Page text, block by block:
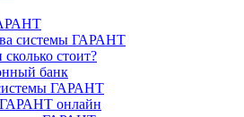
системы ГАРАНТ
стоит?
банк
ГАРАНТ
онлайн